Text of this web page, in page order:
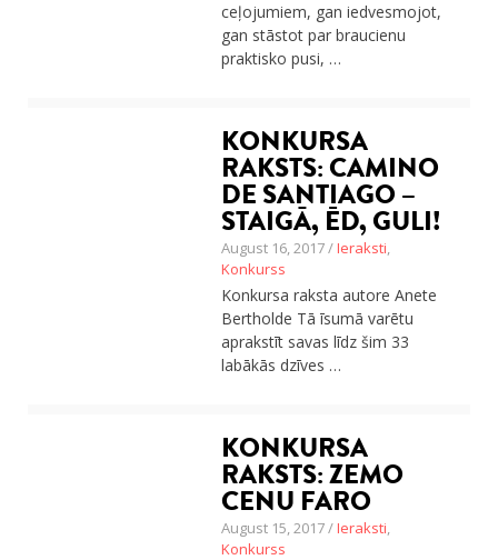
Par mums
Praktiski ieteikumi
Privātuma politika
ceļojumiem, gan iedvesmojot,
gan stāstot par braucienu
praktisko pusi, …
KONKURSA
RAKSTS: CAMINO
DE SANTIAGO –
STAIGĀ, ĒD, GULI!
August 16, 2017 /Ieraksti,
Konkurss
Konkursa raksta autore Anete
Bertholde Tā īsumā varētu
aprakstīt savas līdz šim 33
labākās dzīves …
KONKURSA
RAKSTS: ZEMO
CENU FARO
August 15, 2017 /Ieraksti,
Konkurss